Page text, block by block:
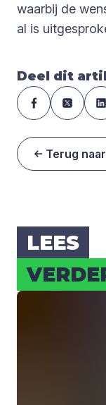
waarbij de
al is
Deel dit
Terug
LEES